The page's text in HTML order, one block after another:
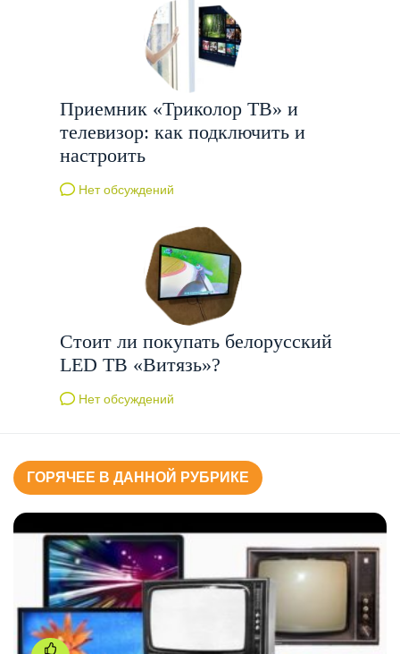
Приемник «Триколор ТВ» и
телевизор: как подключить и
настроить
Нет обсуждений
Стоит ли покупать белорусский
LED ТВ «Витязь»?
Нет обсуждений
ГОРЯЧЕЕ В ДАННОЙ РУБРИКЕ